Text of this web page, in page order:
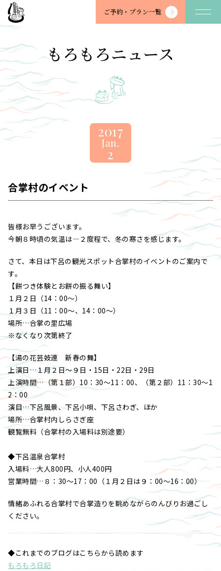
望
川
-
BOSENKAN
ご予約・ プラン一覧
もろもろニュース
2017
Jan.
2
合掌村のイベント
皆様お早うございます。
今朝８時頃の気温は―２度程で、冬の寒さを感じます。
さて、本日は下呂の観光スポット合掌村のイベントのご案内で
す。
【餅つき体験とお餅の振る舞い】
１月２日（14：00～）
１月３日（11：00～、14：00～）
場所…合掌の里広場
※なくなり次第終了
【湯の花芸妓連 新春の舞】
上演日…１月２日～９日・15日・22日・29日
上演時間…（第１部）10：30～11：00、（第２部）11：30～1
2：00
演目…下呂風景、下呂小唄、下呂さわぎ、ほか
場所…合掌村内しらさぎ座
観覧無料（合掌村の入場料は別途要）
◆下呂温泉合掌村
入場料…大人800円、小人400円
営業時間…８：30～17：00（１月２日は９：00～16：00）
情緒あふれる合掌村で合掌造りを眺めながらのんびりお過ごし
ください。
◆これまでのブログはこちらから読めます
もろもろ日記